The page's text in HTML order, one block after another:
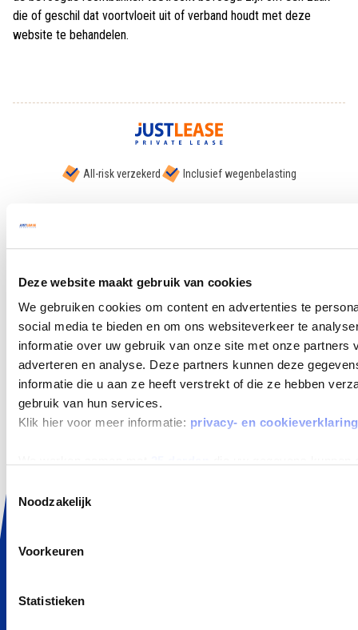
Deze website maakt gebruik van cookies
We gebruiken cookies om content en advertenties te
social media te bieden en om ons websiteverkeer te
informatie over uw gebruik van onze site met onze partners
adverteren en analyse. Deze partners kunnen deze
informatie die u aan ze heeft verstrekt of die ze hebben
gebruik van hun services.
Klik hier voor meer informatie: privacy- en cookieverklaring
Noodzakelijk
Voorkeuren
Statistieken
die of geschil dat voortvloeit uit of verband houdt met deze
website te behandelen.
All-risk verzekerd Inclusief wegenbelasting
AANBOD
Private Lease
Occasions
Zelf samenstellen
Elektrisch en Hybride
Aanbiedingen
Zakelijk Lease